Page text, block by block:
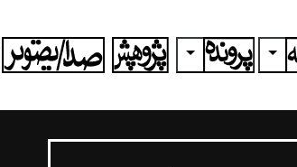
Toggle Dropdown
Toggle Dropdown